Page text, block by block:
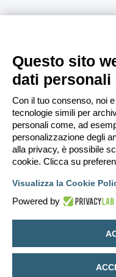
Questo sito
dati
Con il tuo consenso, noi
tecnologie simili per
personali come, ad
personalizzazione degli
alla privacy, è possibile
cookie. Clicca su
Visualizza la Cookie
Powered by